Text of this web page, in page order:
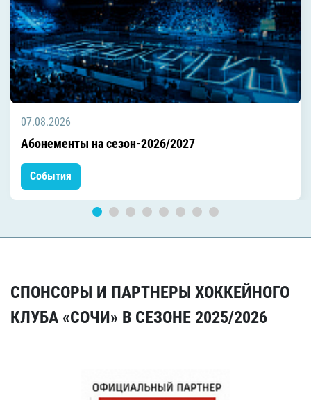
07.08.2026
Абонементы на сезон-2026/2027
События
СПОНСОРЫ И ПАРТНЕРЫ ХОККЕЙНОГО
КЛУБА «СОЧИ» В СЕЗОНЕ 2025/2026